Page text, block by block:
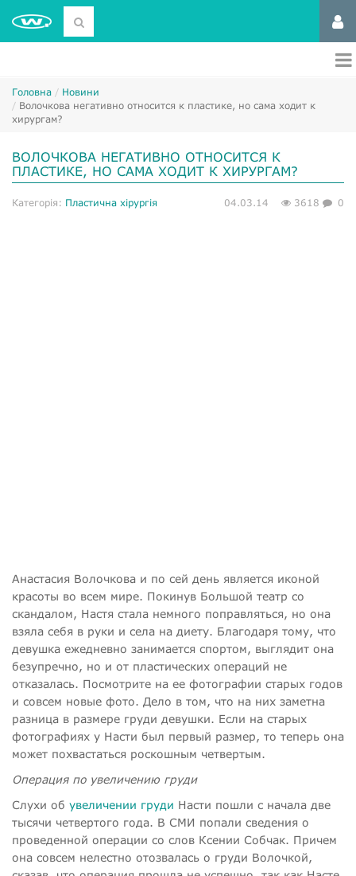
Головна
Новини
Волочкова негативно относится к пластике, но сама ходит к
хирургам?
ВОЛОЧКОВА НЕГАТИВНО ОТНОСИТСЯ К
ПЛАСТИКЕ, НО САМА ХОДИТ К ХИРУРГАМ?
Категорія: Пластична хірургія 04.03.14 3618 0
Анастасия Волочкова и по сей день является иконой
красоты во всем мире. Покинув Большой театр со
скандалом, Настя стала немного поправляться, но она
взяла себя в руки и села на диету. Благодаря тому, что
девушка ежедневно занимается спортом, выглядит она
безупречно, но и от пластических операций не
отказалась. Посмотрите на ее фотографии старых годов
и совсем новые фото. Дело в том, что на них заметна
разница в размере груди девушки. Если на старых
фотографиях у Насти был первый размер, то теперь она
может похвастаться роскошным четвертым.
Операция по увеличению груди
Слухи об увеличении груди Насти пошли с начала две
тысячи четвертого года. В СМИ попали сведения о
проведенной операции со слов Ксении Собчак. Причем
она совсем нелестно отозвалась о груди Волочкой,